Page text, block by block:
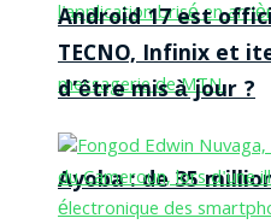
Ayoba : de 35
Android 17 est
TECNO, Infinix et
d’être mis à jour ?